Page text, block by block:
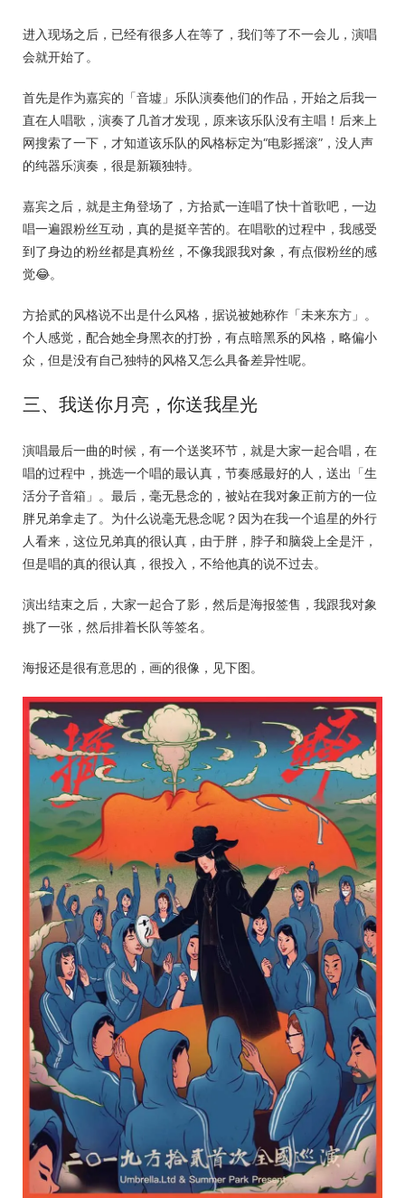
进入现场之后，已经有很多人在等了，我们等了不一会儿，演唱
会就开始了。
首先是作为嘉宾的「音墟」乐队演奏他们的作品，开始之后我一
直在人唱歌，演奏了几首才发现，原来该乐队没有主唱！后来上
网搜索了一下，才知道该乐队的风格标定为“电影摇滚”，没人声
的纯器乐演奏，很是新颖独特。
嘉宾之后，就是主角登场了，方拾贰一连唱了快十首歌吧，一边
唱一遍跟粉丝互动，真的是挺辛苦的。在唱歌的过程中，我感受
到了身边的粉丝都是真粉丝，不像我跟我对象，有点假粉丝的感
觉😂。
方拾贰的风格说不出是什么风格，据说被她称作「未来东方」。
个人感觉，配合她全身黑衣的打扮，有点暗黑系的风格，略偏小
众，但是没有自己独特的风格又怎么具备差异性呢。
三、我送你月亮，你送我星光
演唱最后一曲的时候，有一个送奖环节，就是大家一起合唱，在
唱的过程中，挑选一个唱的最认真，节奏感最好的人，送出「生
活分子音箱」。最后，毫无悬念的，被站在我对象正前方的一位
胖兄弟拿走了。为什么说毫无悬念呢？因为在我一个追星的外行
人看来，这位兄弟真的很认真，由于胖，脖子和脑袋上全是汗，
但是唱的真的很认真，很投入，不给他真的说不过去。
演出结束之后，大家一起合了影，然后是海报签售，我跟我对象
挑了一张，然后排着长队等签名。
海报还是很有意思的，画的很像，见下图。